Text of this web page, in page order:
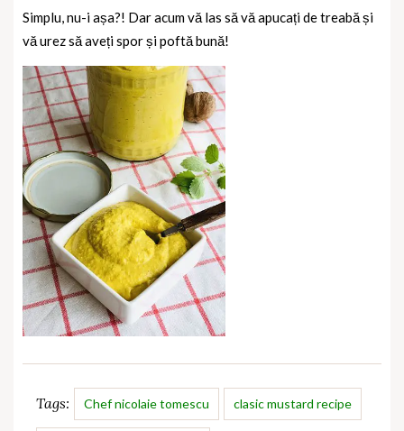
Simplu, nu-i așa?! Dar acum vă las să vă apucați de treabă și
vă urez să aveți spor și poftă bună!
Tags: Chef nicolaie tomescu clasic mustard recipe